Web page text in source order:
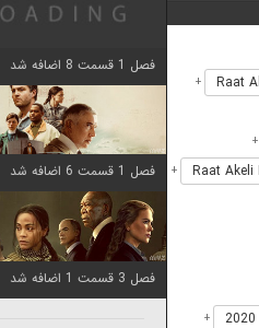
+
+
+
+
فصل 1 قسمت 8 اضافه شد
فصل 1 قسمت 6 اضافه شد
فصل 3 قسمت 1 اضافه شد